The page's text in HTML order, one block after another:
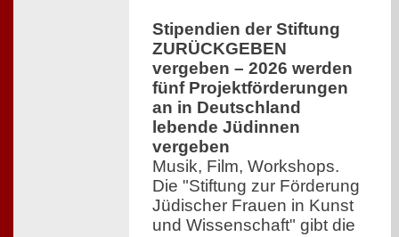
Stipendien der Stiftung
ZURÜCKGEBEN
vergeben – 2026 werden
fünf Projektförderungen
an in Deutschland
lebende Jüdinnen
vergeben
Musik, Film, Workshops.
Die "Stiftung zur Förderung
Jüdischer Frauen in Kunst
und Wissenschaft" gibt die